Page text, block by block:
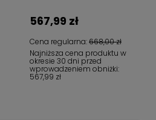
Cena regularna:668,00 zł
567,99 zł
Najniższa cena produktu w
okresie 30 dni przed
wprowadzeniem obniżki:
567,99 zł